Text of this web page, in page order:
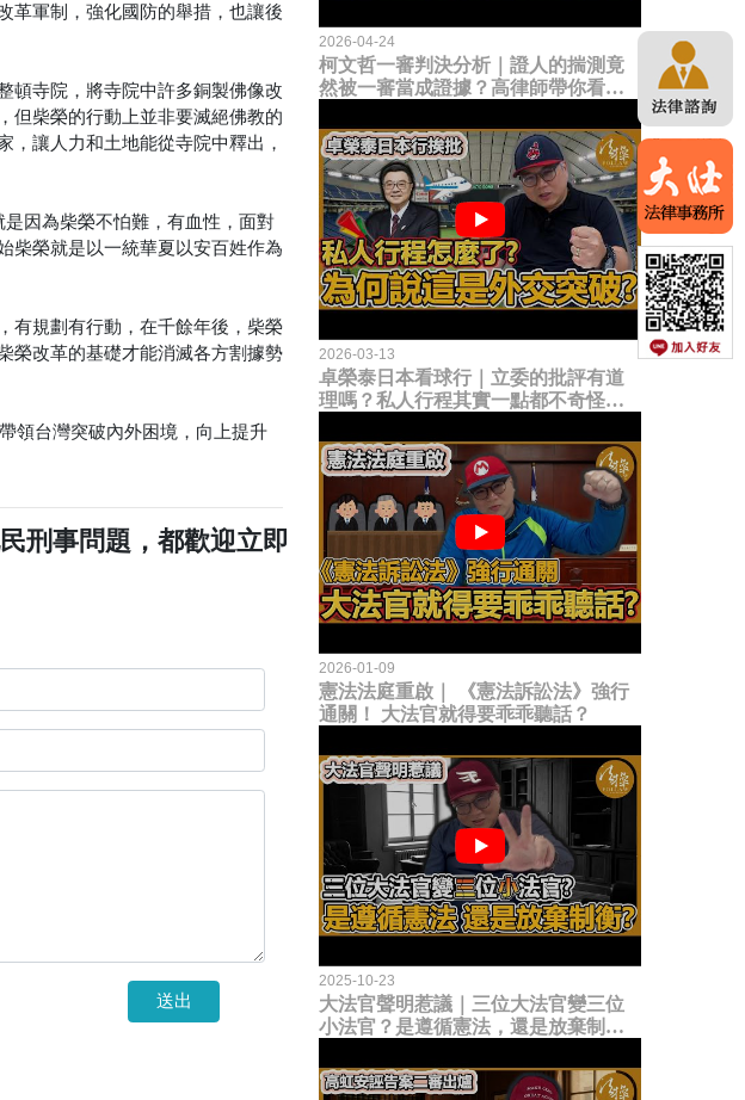
革軍制，強化國防的舉措，也讓後
頓寺院，將寺院中許多銅製佛像改
但柴榮的行動上並非要滅絕佛教的
讓人力和土地能從寺院中釋出，
因為柴榮不怕難，有血性，面對
柴榮就是以一統華夏以安百姓作為
有規劃有行動，在千餘年後，柴榮
榮改革的基礎才能消滅各方割據勢
領台灣突破內外困境，向上提升
刑事問題，都歡迎立即
送出
2026-04-24
柯文哲一審判決分析｜證人的揣測竟
然被一審當成證據？高律師帶你看未
2026-03-13
卓榮泰日本看球行｜立委的批評有道
理嗎？私人行程其實一點都不奇怪？
2026-01-09
憲法法庭重啟｜ 《憲法訴訟法》強行
通關！ 大法官就得要乖乖聽話？
2025-10-23
大法官聲明惹議｜三位大法官變三位
小法官？是遵循憲法，還是放棄制衡